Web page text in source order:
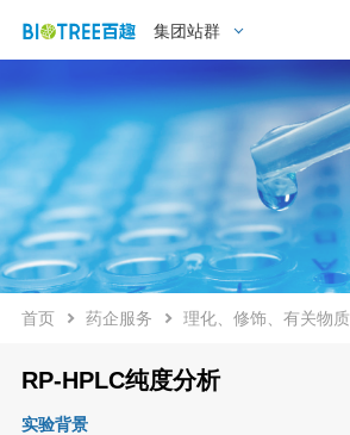
集团站群
首页 药企服务 理化、修饰、有关物质
RP-HPLC纯度分析
实验背景